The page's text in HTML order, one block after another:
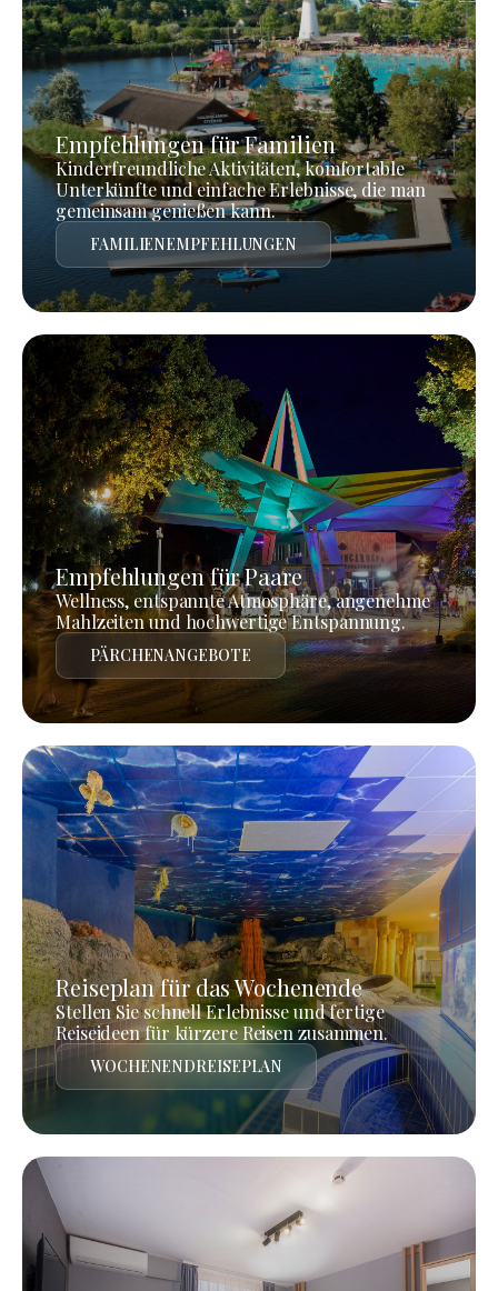
Empfehlungen für Familien
Kinderfreundliche Aktivitäten, komfortable
Unterkünfte und einfache Erlebnisse, die man
gemeinsam genießen kann.
FAMILIENEMPFEHLUNGEN
Empfehlungen für Paare
Wellness, entspannte Atmosphäre, angenehme
Mahlzeiten und hochwertige Entspannung.
PÄRCHENANGEBOTE
Reiseplan für das Wochenende
Stellen Sie schnell Erlebnisse und fertige
Reiseideen für kürzere Reisen zusammen.
WOCHENENDREISEPLAN